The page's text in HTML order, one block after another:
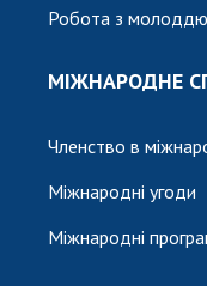
Робота з молоддю
МІЖНАРОДНЕ
Членство в
Міжнародні угоди
Міжнародні